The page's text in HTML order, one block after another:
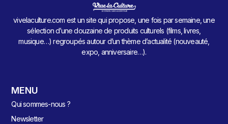
vivelaculture.com est un site qui propose, une fois par semaine, une
sélection d’une douzaine de produits culturels (films, livres,
musique…) regroupés autour d’un thème d’actualité (nouveauté,
expo, anniversaire…).
MENU
Qui sommes-nous ?
Newsletter